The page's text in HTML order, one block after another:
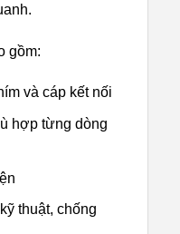
gồm:
và cáp kết nối
hợp từng dòng
thuật, chống